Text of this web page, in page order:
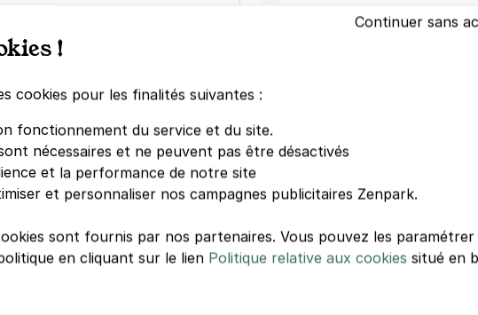
- Paris 4
Notre Dame de Paris
Rambuteau
Autres écoles/
Continuer sans
!
cookies pour les finalités suivantes :
fonctionnement du service et du site.
nécessaires et ne peuvent pas être désactivés
et la performance de notre site
et personnaliser nos campagnes publicitaires Zenpark.
sont fournis par nos partenaires. Vous pouvez les
en cliquant sur le lien Politique relative aux cookies situé en